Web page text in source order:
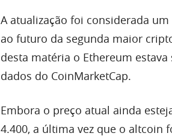
A atualização foi considerada
ao futuro da segunda maior
desta matéria o Ethereum
dados do CoinMarketCap.
Embora o preço atual ainda
4.400, a última vez que o altcoin